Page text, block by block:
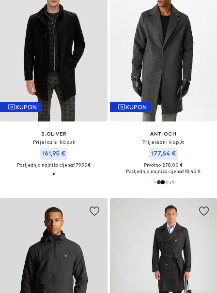
KUPON
S.OLIVER
Prijelazni kaput
161,95 €
Posljednja najniža cijena:179,95 €
KUPON
ANTIOCH
Prijelazni kaput
177,64 €
Prvotno: 278,00 €
Posljednja najniža cijena:118,43 €
+1